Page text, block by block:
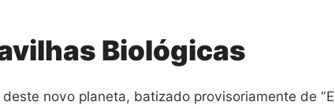
Biológicas
novo planeta, batizado provisoriamente de